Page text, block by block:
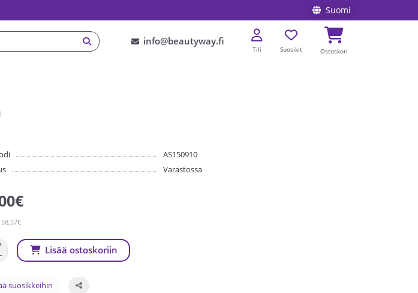
Suomi
info@beautyway.fi
Tili Suosikit Ostoskori
AS150910
Varastossa
Lisää ostoskoriin
suosikkeihin